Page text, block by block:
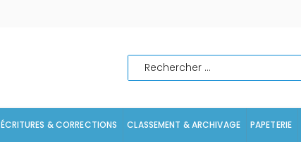
Rechercher
ÉCRITURES & CORRECTIONS CLASSEMENT & ARCHIVAGE PAPETERIE